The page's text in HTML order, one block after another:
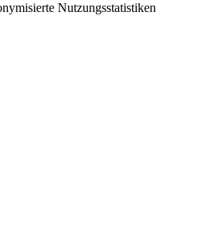
Nutzungsstatistiken